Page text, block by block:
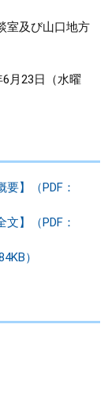
室及び山口地方
月23日（水曜
】（PDF：
】（PDF：
）